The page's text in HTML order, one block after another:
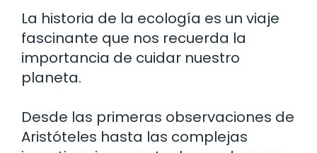
La historia de la ecología es un viaje
fascinante que nos recuerda la
importancia de cuidar nuestro
planeta.
Desde las primeras observaciones de
Aristóteles hasta las complejas